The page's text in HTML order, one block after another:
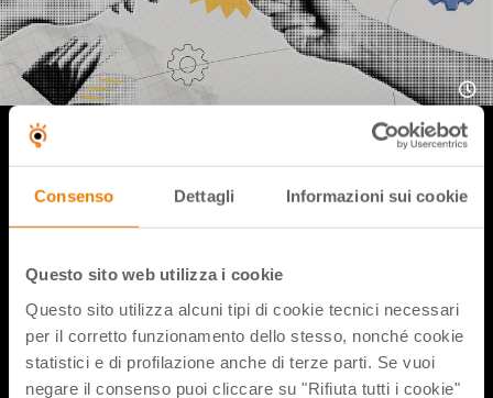
Consenso Dettagli Informazioni sui cookie
Questo sito web utilizza i cookie
Questo sito utilizza alcuni tipi di cookie tecnici necessari
per il corretto funzionamento dello stesso, nonché cookie
statistici e di profilazione anche di terze parti. Se vuoi
negare il consenso puoi cliccare su "Rifiuta tutti i cookie"
Un nuovissimo incontro online rivolto ai DSGA e personale
assieme a Lisa Lanzarini e il DSGA dell’ IIS Volta di
Pescara Fabrizio Costantini la focalizzazione sulla
e orientato alla realtà delle segreterie scolastiche.
Condividi flix